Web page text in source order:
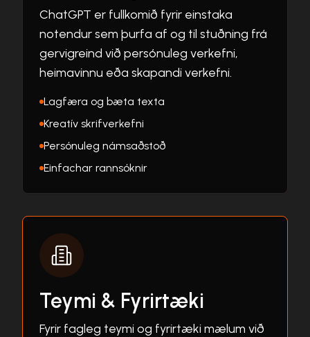
ChatGPT er fullkomið fyrir einstaka
notendur sem þurfa af og til stuðning frá
gervigreind við persónuleg verkefni,
heimavinnu eða skapandi verkefni.
Lagfæra og bæta texta
Kreatív skrifverkefni
Persónuleg námsaðstoð
Einfachar rannsóknir
Teymi & Fyrirtæki
Fyrir fagleg teymi og fyrirtæki mælum við